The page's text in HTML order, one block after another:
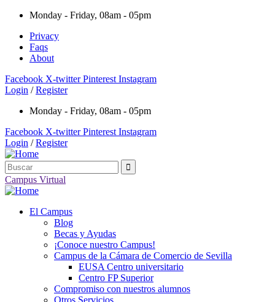
Monday - Friday, 08am - 05pm
Privacy
Faqs
About
Facebook X-twitter Pinterest Instagram
Login / Register
Monday - Friday, 08am - 05pm
Facebook X-twitter Pinterest Instagram
Login / Register
Campus Virtual
El Campus
Blog
Becas y Ayudas
¡Conoce nuestro Campus!
Campus de la Cámara de Comercio de Sevilla
EUSA Centro universitario
Centro FP Superior
Compromiso con nuestros alumnos
Otros Servicios